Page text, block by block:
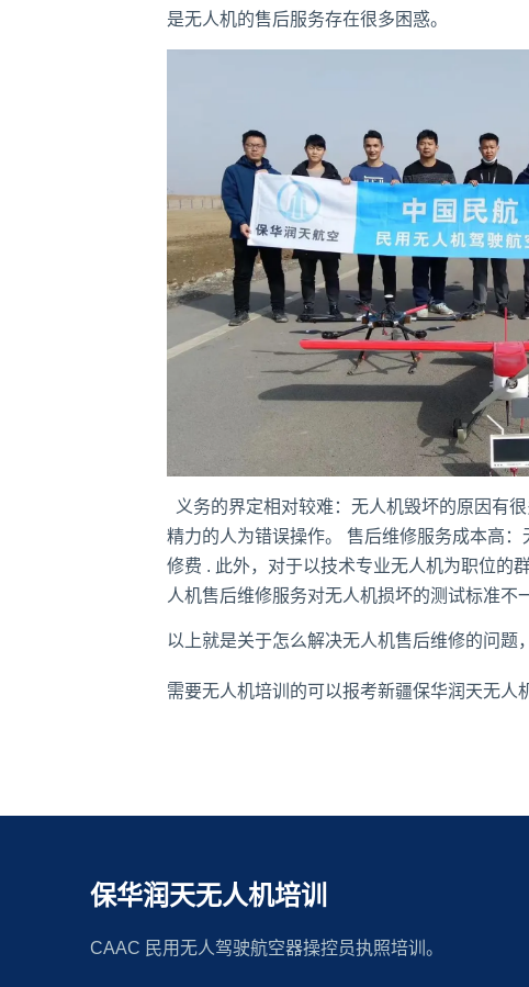
是无人机的售后服务存在很多困惑。
义务的界定相对较难：无人机毁坏的原因有
精力的人为错误操作。 售后维修服务成本高
修费 . 此外，对于以技术专业无人机为职位的
人机售后维修服务对无人机损坏的测试标准不
以上就是关于怎么解决无人机售后维修的问题
需要无人机培训的可以报考新疆保华润天无人
保华润天无人机培训
CAAC 民用无人驾驶航空器操控员执照培训。